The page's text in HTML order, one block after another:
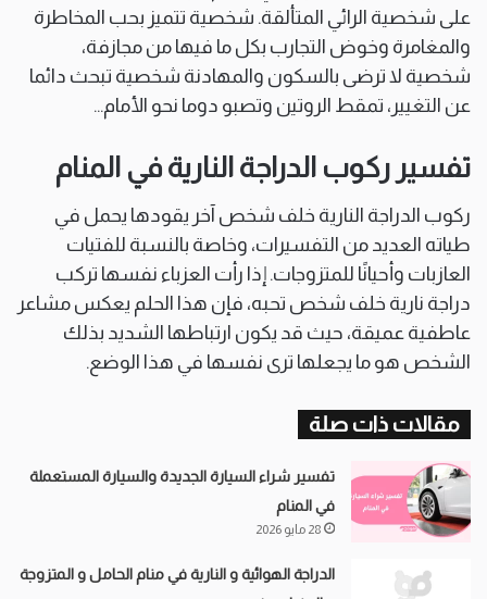
على شخصية الرائي المتألقة. شخصية تتميز بحب المخاطرة
والمغامرة وخوض التجارب بكل ما فيها من مجازفة،
شخصية لا ترضى بالسكون والمهادنة شخصية تبحث دائما
عن التغيير، تمقط الروتين وتصبو دوما نحو الأمام…
تفسير ركوب الدراجة النارية في المنام
ركوب الدراجة النارية خلف شخص آخر يقودها يحمل في
طياته العديد من التفسيرات، وخاصة بالنسبة للفتيات
العازبات وأحيانًا للمتزوجات. إذا رأت العزباء نفسها تركب
دراجة نارية خلف شخص تحبه، فإن هذا الحلم يعكس مشاعر
عاطفية عميقة، حيث قد يكون ارتباطها الشديد بذلك
الشخص هو ما يجعلها ترى نفسها في هذا الوضع.
مقالات ذات صلة
تفسير شراء السيارة الجديدة والسيارة المستعملة
في المنام
28 مايو 2026
الدراجة الهوائية و النارية في منام الحامل و المتزوجة